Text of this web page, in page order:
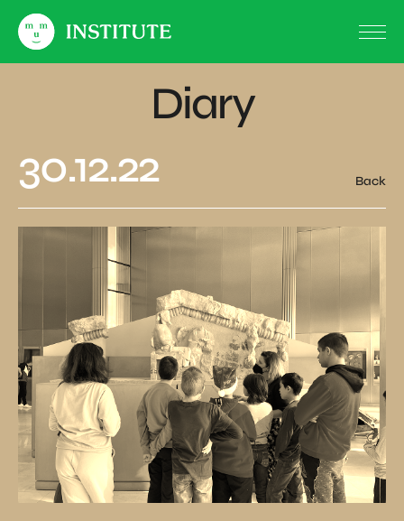
Diary
30.12.22
Back